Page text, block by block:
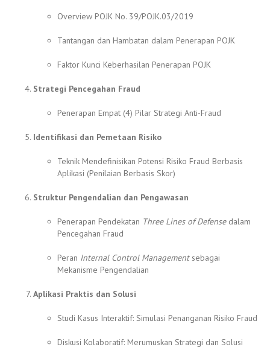
Overview POJK No. 39/POJK.03/2019
Tantangan dan Hambatan dalam Penerapan POJK
Faktor Kunci Keberhasilan Penerapan POJK
Strategi Pencegahan Fraud
Penerapan Empat (4) Pilar Strategi Anti-Fraud
Identifikasi dan Pemetaan Risiko
Teknik Mendefinisikan Potensi Risiko Fraud Berbasis
Aplikasi (Penilaian Berbasis Skor)
Struktur Pengendalian dan Pengawasan
Penerapan Pendekatan Three Lines of Defensedalam
Pencegahan Fraud
Peran Internal Control Managementsebagai
Mekanisme Pengendalian
Aplikasi Praktis dan Solusi
Studi Kasus Interaktif: Simulasi Penanganan Risiko Fraud
Diskusi Kolaboratif: Merumuskan Strategi dan Solusi